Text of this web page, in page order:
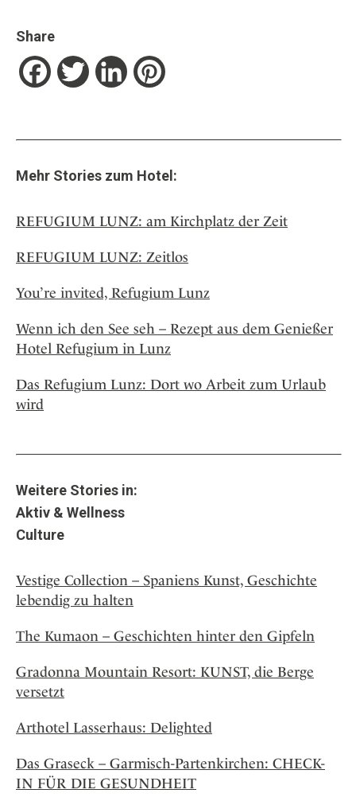
Share
FacebookTwitter LinkedIn
Mehr Stories zum Hotel:
REFUGIUM LUNZ: am Kirchplatz der Zeit
REFUGIUM LUNZ: Zeitlos
You’re invited, Refugium Lunz
Wenn ich den See seh – Rezept aus dem Genießer
Hotel Refugium in Lunz
Das Refugium Lunz: Dort wo Arbeit zum Urlaub
wird
Weitere Stories in:
Aktiv & Wellness
Culture
Vestige Collection – Spaniens Kunst, Geschichte
lebendig zu halten
The Kumaon – Geschichten hinter den Gipfeln
Gradonna Mountain Resort: KUNST, die Berge
versetzt
Arthotel Lasserhaus: Delighted
Das Graseck – Garmisch-Partenkirchen: CHECK-
IN FÜR DIE GESUNDHEIT